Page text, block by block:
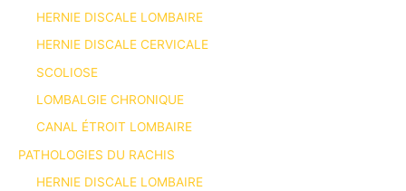
HERNIE DISCALE LOMBAIRE
HERNIE DISCALE CERVICALE
SCOLIOSE
LOMBALGIE CHRONIQUE
CANAL ÉTROIT LOMBAIRE
PATHOLOGIES DU RACHIS
HERNIE DISCALE LOMBAIRE